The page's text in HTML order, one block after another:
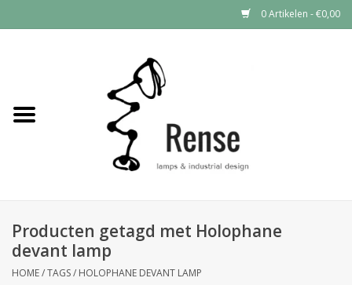
0 Artikelen - €0,00
Industrial lamps
Producten getagd met Holophane
devant lamp
HOME/TAGS/ HOLOPHANE DEVANT LAMP